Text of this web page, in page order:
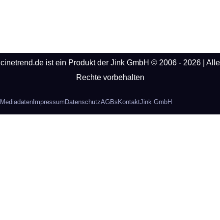
cinetrend.de ist ein Produkt der Jink GmbH © 2006 - 2026 | Alle
Rechte vorbehalten
Mediadaten Impressum DatenschutzAGBs KontaktJink GmbH